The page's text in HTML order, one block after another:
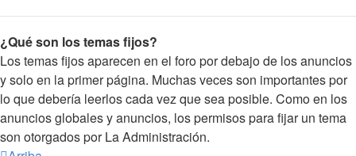
¿Qué son los temas fijos?
Los temas fijos aparecen en el foro por debajo de los anuncios
y solo en la primer página. Muchas veces son importantes por
lo que debería leerlos cada vez que sea posible. Como en los
anuncios globales y anuncios, los permisos para fijar un tema
son otorgados por La Administración.